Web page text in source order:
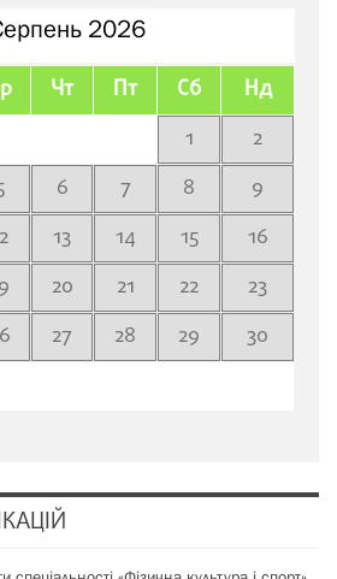
2026
Чт Пт Сб Нд
1
2
6 7 8
9
13 14 15
16
20 21 22
23
27 28 29
30